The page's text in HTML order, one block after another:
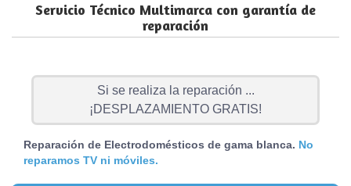
Servicio Técnico Multimarca con garantía de
reparación
Si se realiza la reparación ...
¡DESPLAZAMIENTO GRATIS!
Reparación de Electrodomésticos de gama blanca. No
reparamos TV ni móviles.